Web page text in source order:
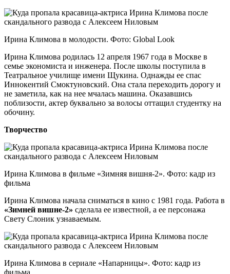
Ирина Климова в молодости. Фото: Global Look
Ирина Климова родилась 12 апреля 1967 года в Москве в
семье экономиста и инженера. После школы поступила в
Театральное училище имени Щукина. Однажды ее спас
Иннокентий Смоктуновский. Она стала переходить дорогу и
не заметила, как на нее мчалась машина. Оказавшись
поблизости, актер буквально за волосы оттащил студентку на
обочину.
Творчество
Ирина Климова в фильме «Зимняя вишня-2». Фото: кадр из
фильма
Ирина Климова начала сниматься в кино с 1981 года. Работа в
«Зимней вишне-2» сделала ее известной, а ее персонажа
Свету Слоник узнаваемым.
Ирина Климова в сериале «Напарницы». Фото: кадр из
фильма